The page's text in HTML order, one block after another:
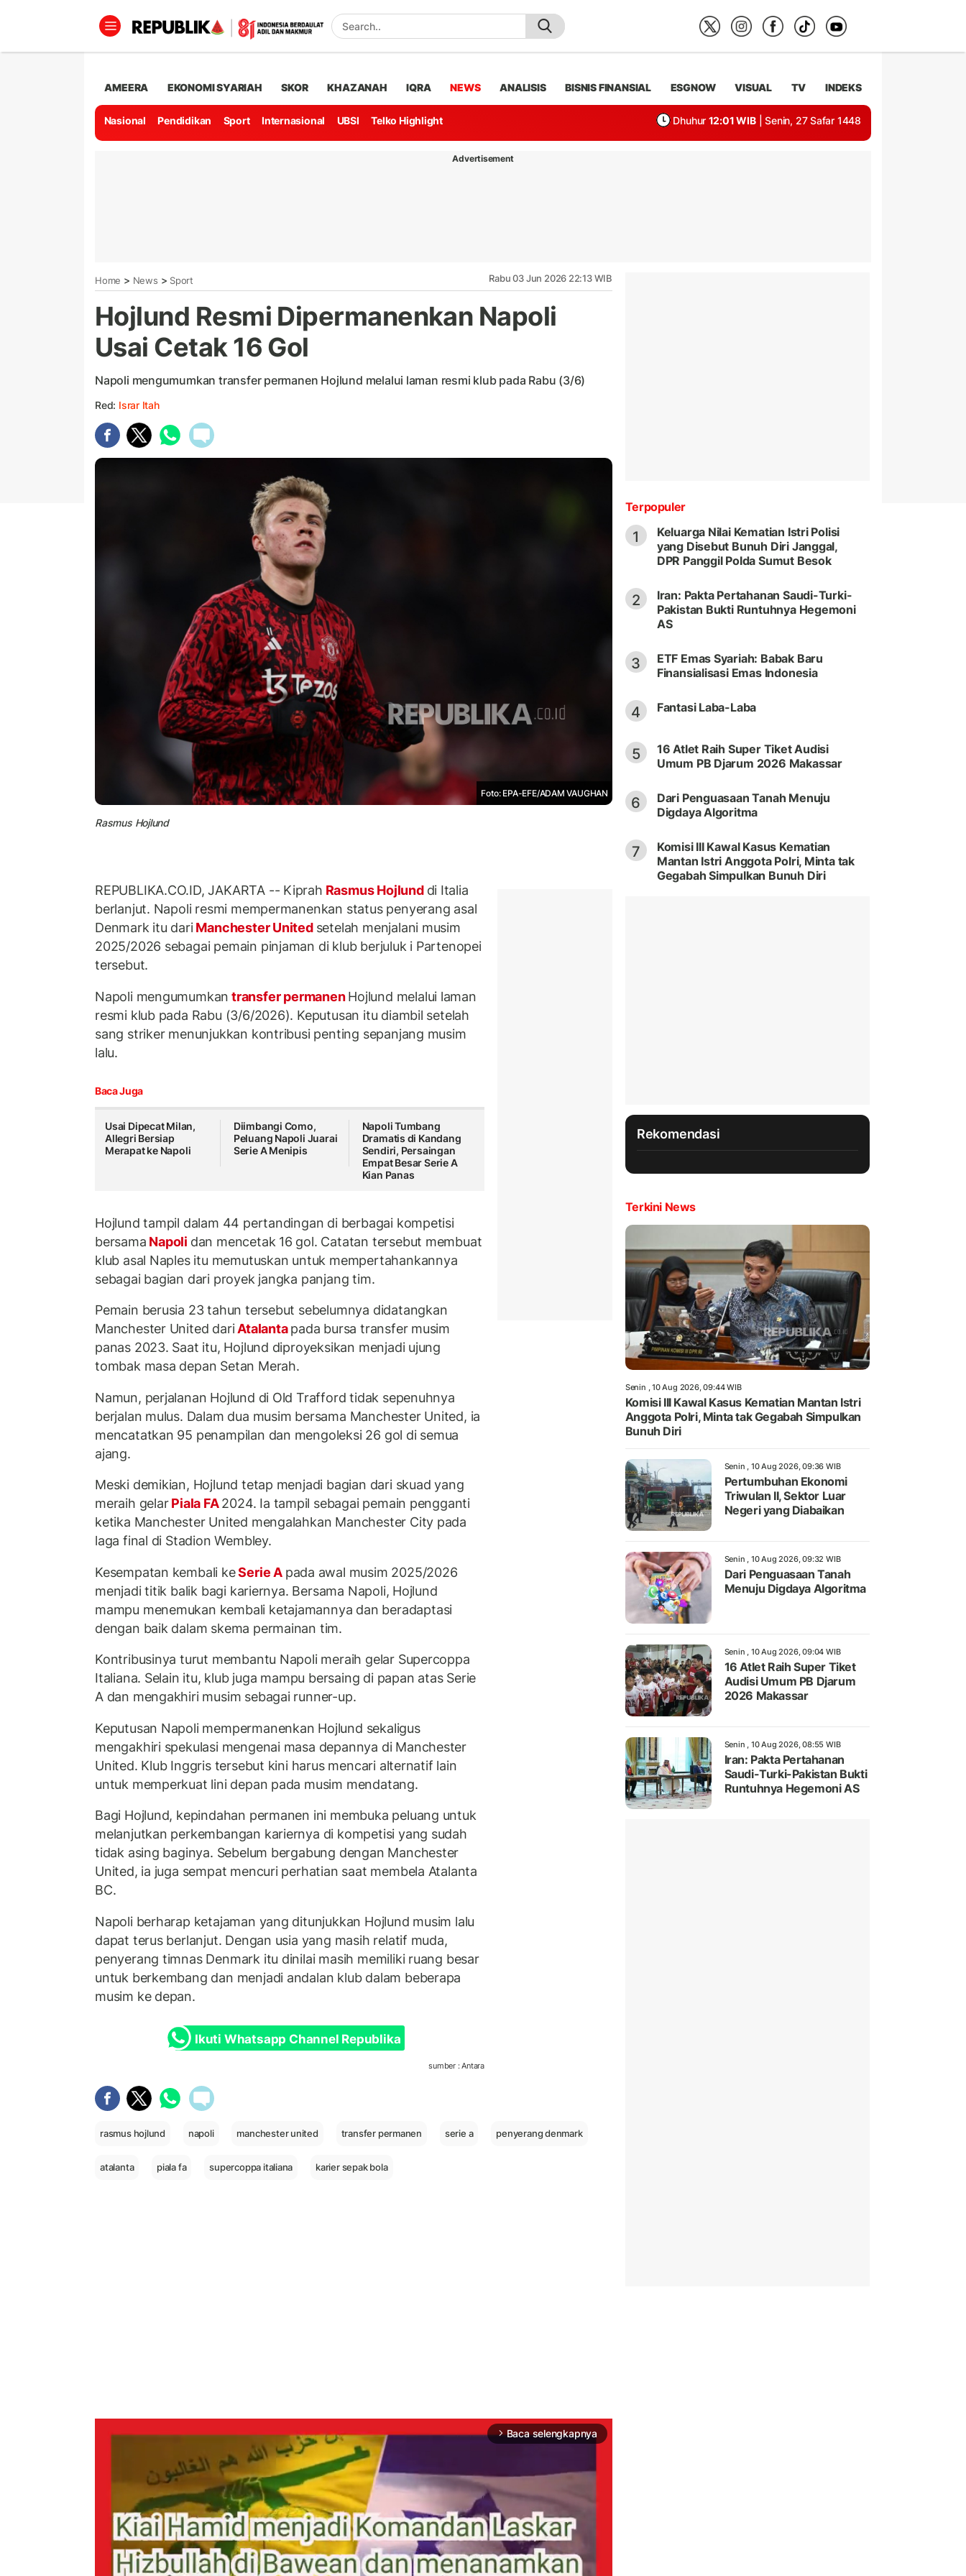
AMEERA EKONOMI SYARIAH SKOR KHAZANAH IQRA NEWS ANALISIS BISNIS FINANSIAL ESGNOW VISUAL TV INDEKS
Nasional Pendidikan Sport Internasional UBSI Telko Highlight Dhuhur 12:01 WIB | Senin, 27 Safar 1448
Advertisement
Home > News > Sport Rabu 03 Jun 2026 22:13 WIB
Hojlund Resmi Dipermanenkan Napoli
Usai Cetak 16 Gol
Napoli mengumumkan transfer permanen Hojlund melalui laman resmi klub pada Rabu (3/6)
Red: Israr Itah
Foto: EPA-EFE/ADAM VAUGHAN
Rasmus Hojlund
REPUBLIKA.CO.ID, JAKARTA -- Kiprah Rasmus Hojlund di Italia
berlanjut. Napoli resmi mempermanenkan status penyerang asal
Denmark itu dariManchester United setelah menjalani musim
2025/2026 sebagai pemain pinjaman di klub berjuluk i Partenopei
tersebut.
Napoli mengumumkan transfer permanenHojlund melalui laman
resmi klub pada Rabu (3/6/2026). Keputusan itu diambil setelah
sang striker menunjukkan kontribusi penting sepanjang musim
lalu.
Baca Juga
Usai Dipecat Milan,
Allegri Bersiap
Merapat ke Napoli
Diimbangi Como,
Peluang Napoli Juarai
Serie A Menipis
Napoli Tumbang
Dramatis di Kandang
Sendiri, Persaingan
Empat Besar Serie A
Kian Panas
Hojlund tampil dalam 44 pertandingan di berbagai kompetisi
bersama Napoli dan mencetak 16 gol. Catatan tersebut membuat
klub asal Naples itu memutuskan untuk mempertahankannya
sebagai bagian dari proyek jangka panjang tim.
Pemain berusia 23 tahun tersebut sebelumnya didatangkan
Manchester United dariAtalantapada bursa transfer musim
panas 2023. Saat itu, Hojlund diproyeksikan menjadi ujung
tombak masa depan Setan Merah.
Namun, perjalanan Hojlund di Old Trafford tidak sepenuhnya
berjalan mulus. Dalam dua musim bersama Manchester United, ia
mencatatkan 95 penampilan dan mengoleksi 26 gol di semua
ajang.
Meski demikian, Hojlund tetap menjadi bagian dari skuad yang
meraih gelarPiala FA2024. Ia tampil sebagai pemain pengganti
ketika Manchester United mengalahkan Manchester City pada
laga final di Stadion Wembley.
Kesempatan kembali keSerie A pada awal musim 2025/2026
menjadi titik balik bagi kariernya. Bersama Napoli, Hojlund
mampu menemukan kembali ketajamannya dan beradaptasi
dengan baik dalam skema permainan tim.
Kontribusinya turut membantu Napoli meraih gelar Supercoppa
Italiana. Selain itu, klub juga mampu bersaing di papan atas Serie
A dan mengakhiri musim sebagai runner-up.
Keputusan Napoli mempermanenkan Hojlund sekaligus
mengakhiri spekulasi mengenai masa depannya di Manchester
United. Klub Inggris tersebut kini harus mencari alternatif lain
untuk memperkuat lini depan pada musim mendatang.
Bagi Hojlund, kepindahan permanen ini membuka peluang untuk
melanjutkan perkembangan kariernya di kompetisi yang sudah
tidak asing baginya. Sebelum bergabung dengan Manchester
United, ia juga sempat mencuri perhatian saat membela Atalanta
BC.
Napoli berharap ketajaman yang ditunjukkan Hojlund musim lalu
dapat terus berlanjut. Dengan usia yang masih relatif muda,
penyerang timnas Denmark itu dinilai masih memiliki ruang besar
untuk berkembang dan menjadi andalan klub dalam beberapa
musim ke depan.
Ikuti Whatsapp Channel Republika
sumber : Antara
rasmus hojlund napoli manchester united transfer permanen serie a penyerang denmark
atalanta piala fa supercoppa italiana karier sepak bola
arrow_forward_ios Baca selengkapnya
Terpopuler
1
Keluarga Nilai Kematian Istri Polisi
yang Disebut Bunuh Diri Janggal,
DPR Panggil Polda Sumut Besok
2
Iran: Pakta Pertahanan Saudi-Turki-
Pakistan Bukti Runtuhnya Hegemoni
AS
3
ETF Emas Syariah: Babak Baru
Finansialisasi Emas Indonesia
4 Fantasi Laba-Laba
5
16 Atlet Raih Super Tiket Audisi
Umum PB Djarum 2026 Makassar
6
Dari Penguasaan Tanah Menuju
Digdaya Algoritma
7
Komisi III Kawal Kasus Kematian
Mantan Istri Anggota Polri, Minta tak
Gegabah Simpulkan Bunuh Diri
Rekomendasi
Terkini News
Senin , 10 Aug 2026, 09:44 WIB
Komisi III Kawal Kasus Kematian Mantan Istri
Anggota Polri, Minta tak Gegabah Simpulkan
Bunuh Diri
Senin , 10 Aug 2026, 09:36 WIB
Pertumbuhan Ekonomi
Triwulan II, Sektor Luar
Negeri yang Diabaikan
Senin , 10 Aug 2026, 09:32 WIB
Dari Penguasaan Tanah
Menuju Digdaya Algoritma
Senin , 10 Aug 2026, 09:04 WIB
16 Atlet Raih Super Tiket
Audisi Umum PB Djarum
2026 Makassar
Senin , 10 Aug 2026, 08:55 WIB
Iran: Pakta Pertahanan
Saudi-Turki-Pakistan Bukti
Runtuhnya Hegemoni AS